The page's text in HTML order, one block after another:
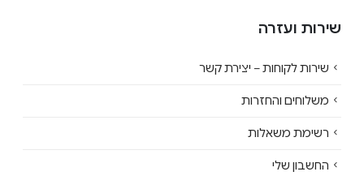
שירות ועזרה
שירות לקוחות – יצירת קשר
משלוחים והחזרות
רשימת משאלות
החשבון שלי